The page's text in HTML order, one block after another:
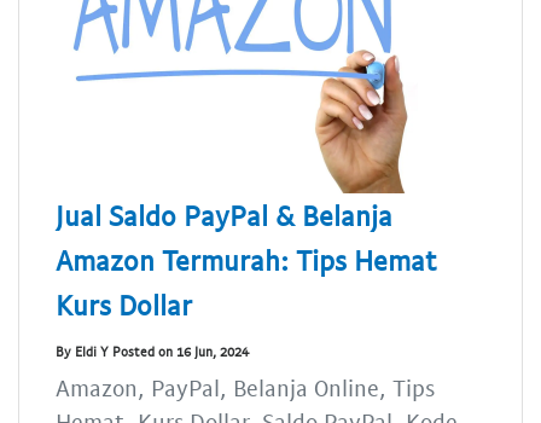
Jual Saldo PayPal & Belanja
Amazon Termurah: Tips Hemat
Kurs Dollar
By Eldi Y Posted on 16 Jun, 2024
Amazon, PayPal, Belanja Online, Tips